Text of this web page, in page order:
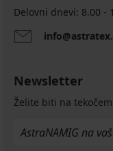
Delovni dnevi: 8.00 -
Newsletter
Želite biti na